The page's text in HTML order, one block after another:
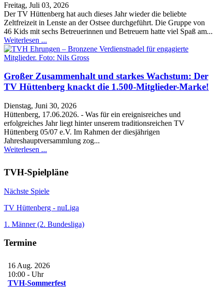
Freitag, Juli 03, 2026
Der TV Hüttenberg hat auch dieses Jahr wieder die beliebte
Zeltfreizeit in Lenste an der Ostsee durchgeführt. Die Gruppe von
46 Kids mit sechs Betreuerinnen und Betreuern hatte viel Spaß am...
Weiterlesen ...
Großer Zusammenhalt und starkes Wachstum: Der
TV Hüttenberg knackt die 1.500-Mitglieder-Marke!
Dienstag, Juni 30, 2026
Hüttenberg, 17.06.2026. - Was für ein ereignisreiches und
erfolgreiches Jahr liegt hinter unserem traditionsreichen TV
Hüttenberg 05/07 e.V. Im Rahmen der diesjährigen
Jahreshauptversammlung zog...
Weiterlesen ...
TVH-Spielpläne
Nächste Spiele
TV Hüttenberg - nuLiga
1. Männer (2. Bundesliga)
Termine
16 Aug. 2026
10:00 - Uhr
TVH-Sommerfest